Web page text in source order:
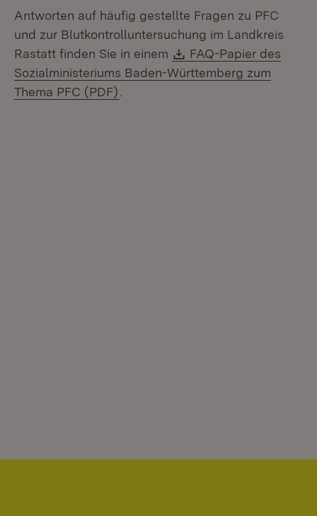
Antworten auf häufig gestellte Fragen zu PFC
und zur Blutkontrolluntersuchung im Landkreis
Rastatt finden Sie in einem
Download:
FAQ-Papier des
Sozialministeriums Baden-Württemberg zum
Thema PFC (PDF)